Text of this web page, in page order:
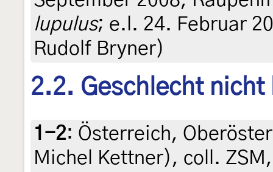
lupulus; e.l. 24. Februar
Rudolf Bryner)
2.2. Geschlecht nicht
1-2: Österreich,
Michel Kettner), coll.